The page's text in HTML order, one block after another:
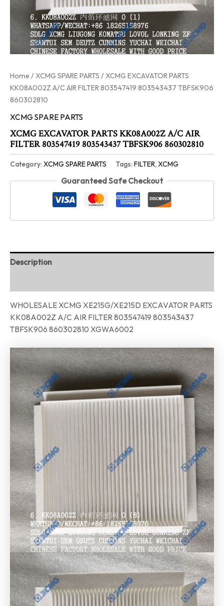
Home /XCMG SPARE PARTS / XCMG EXCAVATOR PARTS
KK08A002Z A/C AIR FILTER 803547419 803543437 TBFSK906
860302810
XCMG SPARE PARTS
XCMG EXCAVATOR PARTS KK08A002Z A/C AIR
FILTER 803547419 803543437 TBFSK906 860302810
Category:XCMG SPARE PARTS Tags:FILTER,XCMG
Guaranteed Safe Checkout
Description
WHOLESALE XCMG XE215G/XE215D EXCAVATOR PARTS
KK08A002Z A/C AIR FILTER 803547419 803543437
TBFSK906 860302810 XGWA6002